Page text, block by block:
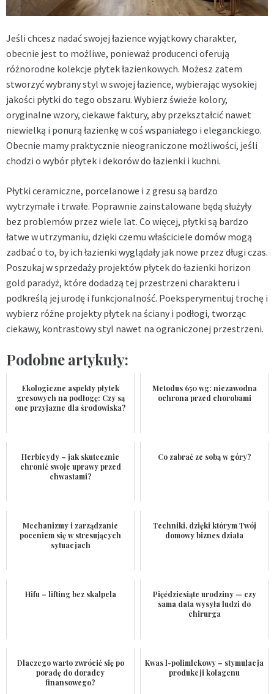
Jeśli chcesz nadać swojej łazience wyjątkowy charakter,
obecnie jest to możliwe, ponieważ producenci oferują
różnorodne kolekcje płytek łazienkowych. Możesz zatem
stworzyć wybrany styl w swojej łazience, wybierając wysokiej
jakości płytki do tego obszaru. Wybierz świeże kolory,
oryginalne wzory, ciekawe faktury, aby przekształcić nawet
niewielką i ponurą łazienkę w coś wspaniałego i eleganckiego.
Obecnie mamy praktycznie nieograniczone możliwości, jeśli
chodzi o wybór płytek i dekorów do łazienki i kuchni.
Płytki ceramiczne, porcelanowe i z gresu są bardzo
wytrzymałe i trwałe. Poprawnie zainstalowane będą służyły
bez problemów przez wiele lat. Co więcej, płytki są bardzo
łatwe w utrzymaniu, dzięki czemu właściciele domów mogą
zadbać o to, by ich łazienki wyglądały jak nowe przez długi czas.
Poszukaj w sprzedaży projektów płytek do łazienki horizon
gold paradyż, które dodadzą tej przestrzeni charakteru i
podkreślą jej urodę i funkcjonalność. Poeksperymentuj trochę i
wybierz różne projekty płytek na ściany i podłogi, tworząc
ciekawy, kontrastowy styl nawet na ograniczonej przestrzeni.
Podobne artykuły:
Ekologiczne aspekty płytek
gresowych na podłogę: Czy są
one przyjazne dla środowiska?
Metodus 650 wg: niezawodna
ochrona przed chorobami
Herbicydy – jak skutecznie
chronić swoje uprawy przed
chwastami?
Co zabrać ze sobą w góry?
Mechanizmy i zarządzanie
poceniem się w stresujących
sytuacjach
Techniki, dzięki którym Twój
domowy biznes działa
Hifu – lifting bez skalpela
Pięćdziesiąte urodziny — czy
sama data wysyła ludzi do
chirurga
Dlaczego warto zwrócić się po
poradę do doradcy
finansowego?
Kwas l-polimlekowy – stymulacja
produkcji kolagenu